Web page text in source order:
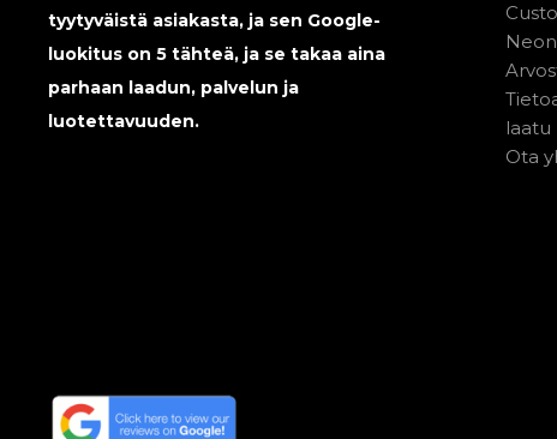
tyytyväistä asiakasta, ja sen Google-
luokitus on 5 tähteä, ja se takaa aina
parhaan laadun, palvelun ja
luotettavuuden.
laatu
Ota